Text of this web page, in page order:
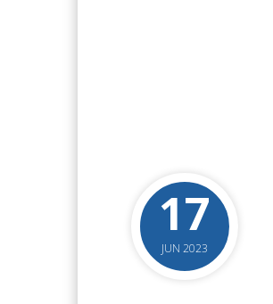
17
JUN 2023